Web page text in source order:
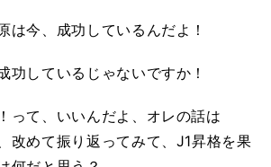
は今、成功しているんだよ！
功しているじゃないですか！
って、いいんだよ、オレの話は
改めて振り返ってみて、J1昇格を果